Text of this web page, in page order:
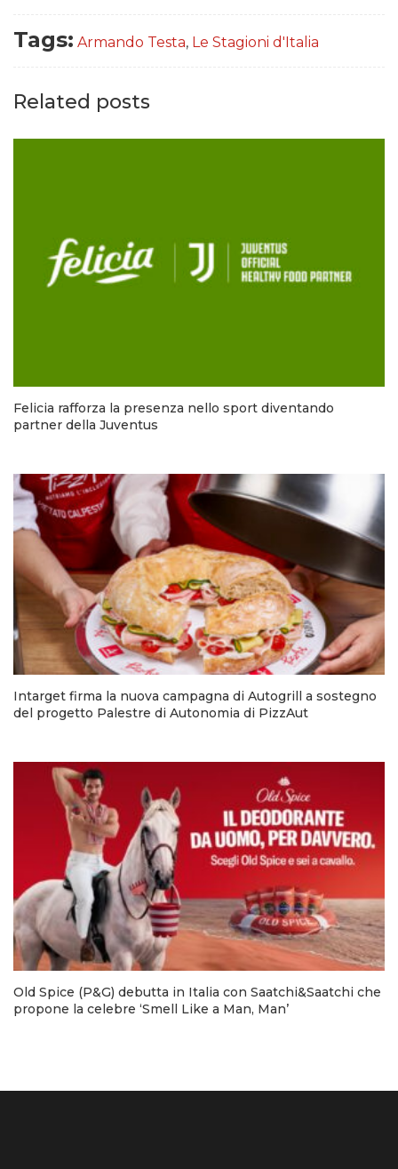
Tags: Armando Testa, Le Stagioni d'Italia
Related posts
Felicia rafforza la presenza nello sport diventando
partner della Juventus
Intarget firma la nuova campagna di Autogrill a sostegno
del progetto Palestre di Autonomia di PizzAut
Old Spice (P&G) debutta in Italia con Saatchi&Saatchi che
propone la celebre ‘Smell Like a Man, Man’